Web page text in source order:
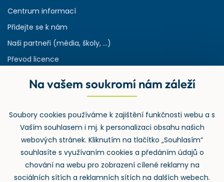
Centrum informací
Přidejte se k nám
Naši partneři (média, školy, ...)
Převod licence
Rejstřík používaných zkratek v odpadech
Zpětný odběr
Na vašem soukromí nám záleží
Soubory cookies používáme k zajištění funkčnosti webu a s
Vaším souhlasem i mj. k personalizaci obsahu našich
webových stránek. Kliknutím na tlačítko „Souhlasím“
souhlasíte s využívaním cookies a předáním údajů o
chování na webu pro zobrazení cílené reklamy na
sociálních sítích a reklamních sítích na dalších webech.